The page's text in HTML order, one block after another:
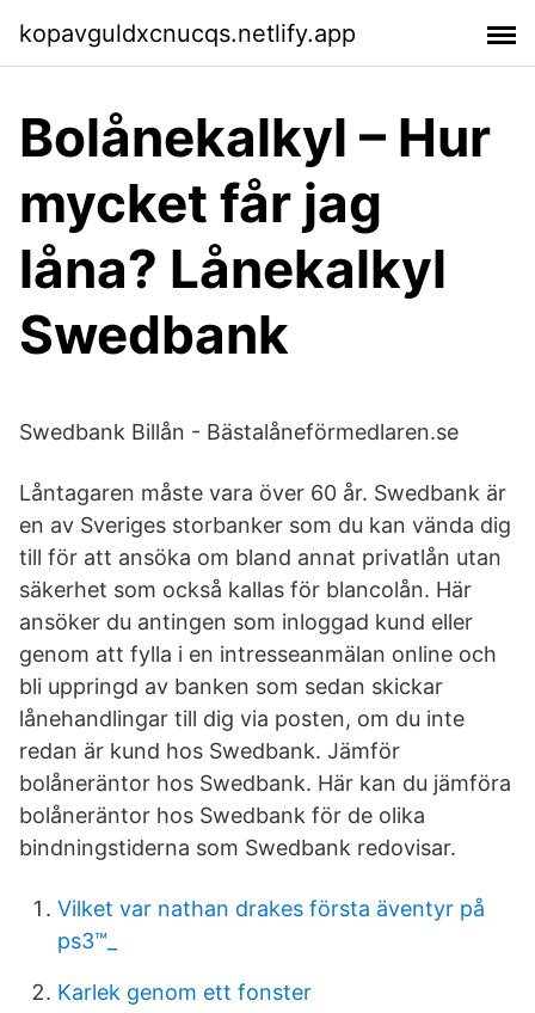
kopavguldxcnucqs.netlify.app
Bolånekalkyl – Hur
mycket får jag
låna? Lånekalkyl
Swedbank
Swedbank Billån - Bästalåneförmedlaren.se
Låntagaren måste vara över 60 år. Swedbank är
en av Sveriges storbanker som du kan vända dig
till för att ansöka om bland annat privatlån utan
säkerhet som också kallas för blancolån. Här
ansöker du antingen som inloggad kund eller
genom att fylla i en intresseanmälan online och
bli uppringd av banken som sedan skickar
lånehandlingar till dig via posten, om du inte
redan är kund hos Swedbank. Jämför
bolåneräntor hos Swedbank. Här kan du jämföra
bolåneräntor hos Swedbank för de olika
bindningstiderna som Swedbank redovisar.
Vilket var nathan drakes första äventyr på
ps3™_
Karlek genom ett fonster